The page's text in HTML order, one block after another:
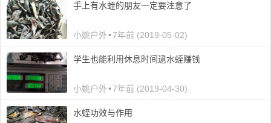
手上有水蛭的朋友一定要注意了
小姚户外•7年前 (2019-05-02)
学生也能利用休息时间逮水蛭赚钱
小姚户外•7年前 (2019-04-30)
水蛭功效与作用